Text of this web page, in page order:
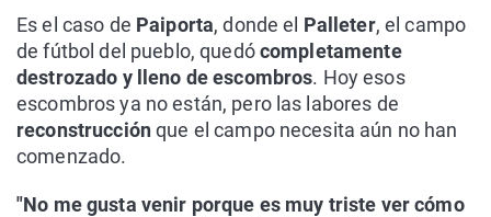
Es el caso de Paiporta, donde el Palleter, el campo
de fútbol del pueblo, quedócompletamente
destrozado y lleno de escombros. Hoy esos
escombros ya no están, pero las labores de
reconstrucciónque el campo necesita aún no han
comenzado.
"No me gusta venir porque es muy triste ver cómo